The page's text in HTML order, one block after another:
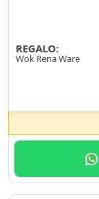
REGALO:
Wok Rena Ware